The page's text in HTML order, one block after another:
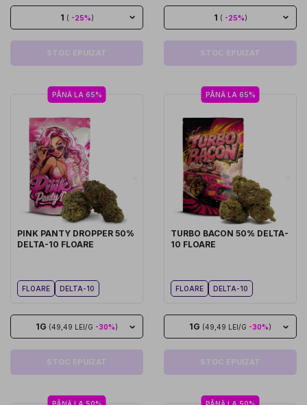
1 ( -25%)
STOC EPUIZAT
1 ( -25%)
STOC EPUIZAT
PÂNĂ LA 65%
PINK PANTY DROPPER 50%
DELTA-10 FLOARE
FLOARE DELTA-10
1G (49,49 LEI/G -30%)
STOC EPUIZAT
PÂNĂ LA 65%
TURBO BACON 50% DELTA-
10 FLOARE
FLOARE DELTA-10
1G (49,49 LEI/G -30%)
STOC EPUIZAT